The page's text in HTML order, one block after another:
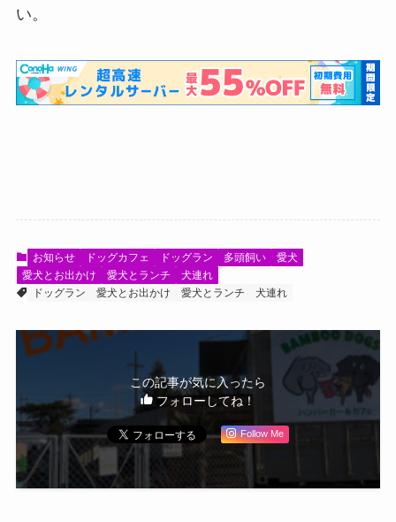
い。
お知らせ ドッグカフェ ドッグラン 多頭飼い
愛犬
愛犬とお出かけ
愛犬とランチ
犬連れ
ドッグラン
愛犬とお出かけ 愛犬とランチ 犬連れ
この記事が気に入ったら
フォローしてね！
Follow Me